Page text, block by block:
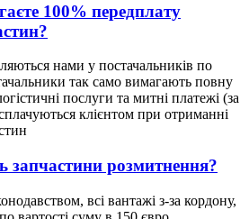
100% передплату
нами у постачальників по
так само вимагають повну
послуги та митні платежі (за
клієнтом при отриманні
запчастини розмитнення?
всі вантажі з-за кордону,